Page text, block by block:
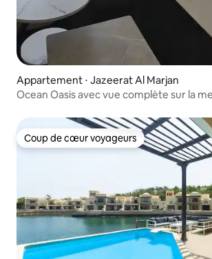
Appartement ⋅ Jazeerat Al Marjan
Ocean Oasis avec vue complète sur la
Coup de cœur voyageurs
Coup de cœur voyageurs